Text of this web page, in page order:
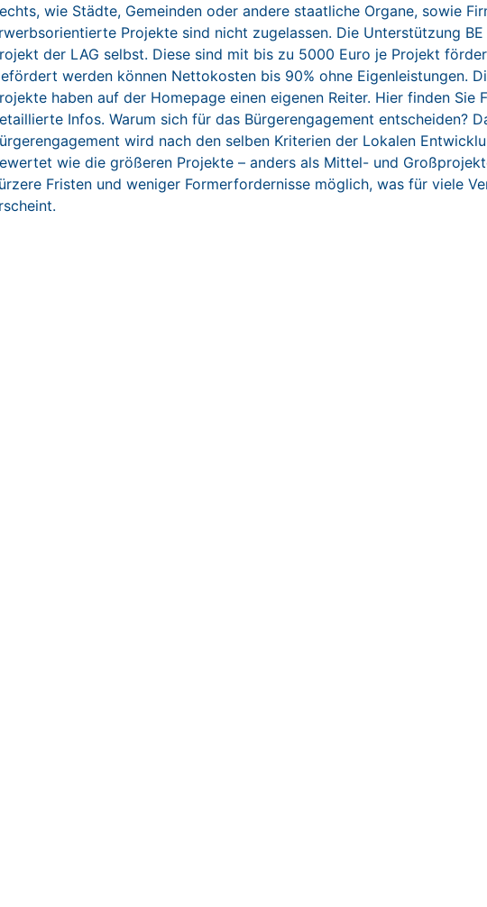
wie Städte, Gemeinden oder andere staatliche Organe, sowie
Projekte sind nicht zugelassen. Die Unterstützung
der LAG selbst. Diese sind mit bis zu 5000 Euro je Projekt
werden können Nettokosten bis 90% ohne Eigenleistungen.
haben auf der Homepage einen eigenen Reiter. Hier finden Sie
Infos. Warum sich für das Bürgerengagement entscheiden?
wird nach den selben Kriterien der Lokalen
wie die größeren Projekte – anders als Mittel- und
Fristen und weniger Formerfordernisse möglich, was für viele